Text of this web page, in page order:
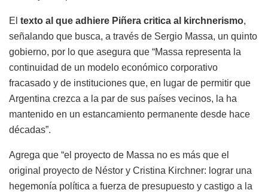
El texto al que adhiere Piñera critica al kirchnerismo,
señalando que busca, a través de Sergio Massa, un quinto
gobierno, por lo que asegura que “Massa representa la
continuidad de un modelo económico corporativo
fracasado y de instituciones que, en lugar de permitir que
Argentina crezca a la par de sus países vecinos, la ha
mantenido en un estancamiento permanente desde hace
décadas”.
Agrega que “el proyecto de Massa no es más que el
original proyecto de Néstor y Cristina Kirchner: lograr una
hegemonía política a fuerza de presupuesto y castigo a la